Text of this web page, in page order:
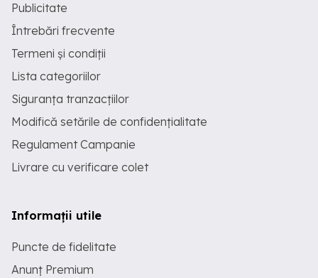
Publicitate
Întrebări frecvente
Termeni și condiții
Lista categoriilor
Siguranța tranzacțiilor
Modifică setările de confidențialitate
Regulament Campanie
Livrare cu verificare colet
Informații utile
Puncte de fidelitate
Anunț Premium